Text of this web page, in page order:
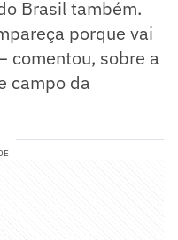
Brasil também.
porque vai
comentou, sobre a
campo da